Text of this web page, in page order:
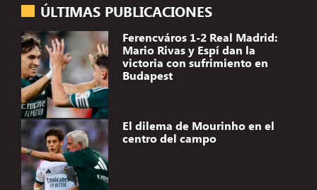
ÚLTIMAS PUBLICACIONES
Ferencváros 1-2 Real Madrid:
Mario Rivas y Espí dan la
victoria con sufrimiento en
Budapest
El dilema de Mourinho en el
centro del campo